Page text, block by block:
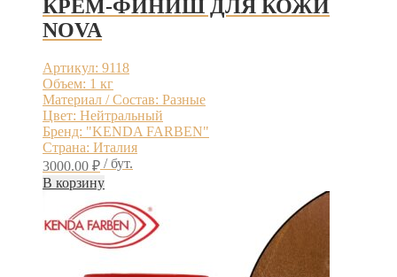
КРЕМ-ФИНИШ ДЛЯ КОЖИ
NOVA
Артикул: 9118
Объем: 1 кг
Материал / Состав: Разные
Цвет: Нейтральный
Бренд: "KENDA FARBEN"
Страна: Италия
3000.00 ₽ / бут.
В корзину